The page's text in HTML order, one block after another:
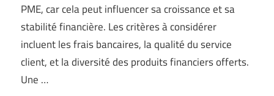
PME, car cela peut influencer sa croissance et sa
stabilité financière. Les critères à considérer
incluent les frais bancaires, la qualité du service
client, et la diversité des produits financiers offerts.
Une …